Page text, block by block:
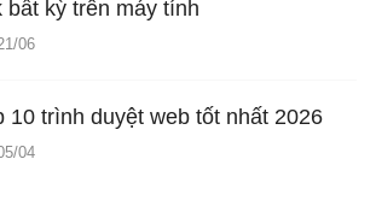
bất kỳ trên máy tính
06
10 trình duyệt web tốt nhất 2026
04